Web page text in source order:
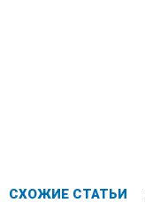
СХОЖИЕ СТАТЬИ